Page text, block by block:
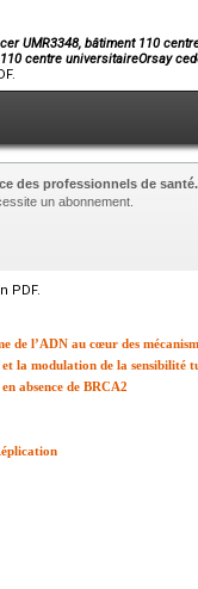
UMR3348, bâtiment 110
centre universitaireOrsay
des professionnels de santé.
un abonnement.
PDF.
de l’ADN au cœur des
et la modulation de la sensibilité
absence de BRCA2